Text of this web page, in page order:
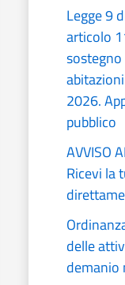
Legge 9
articolo
2026.
pubblico
AVVISO
Ricevi la
delle